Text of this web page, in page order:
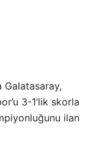
Galatasaray,
3-1’lik skorla
ilan